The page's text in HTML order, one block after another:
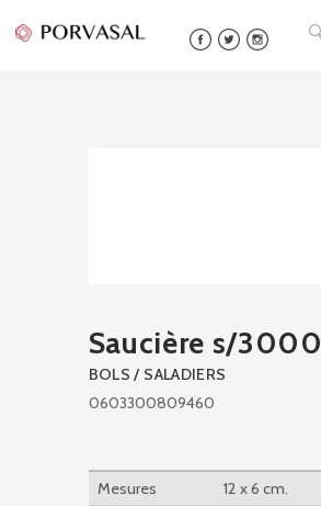
to
Saucière s/3000
BOLS / SALADIERS
0603300809460
Mesures
12 x 6 cm.